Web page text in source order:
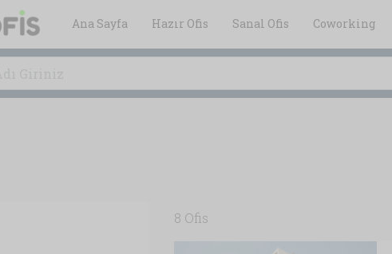
Ana Sayfa Hazır Ofis Sanal Ofis Coworking
8 Ofis